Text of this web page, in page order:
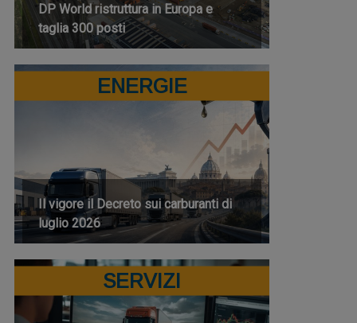
DP World ristruttura in Europa e
taglia 300 posti
ENERGIE
Il vigore il Decreto sui carburanti di
luglio 2026
SERVIZI